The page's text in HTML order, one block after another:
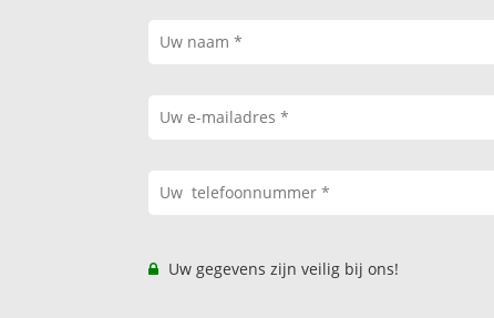
Uw gegevens zijn veilig bij ons!